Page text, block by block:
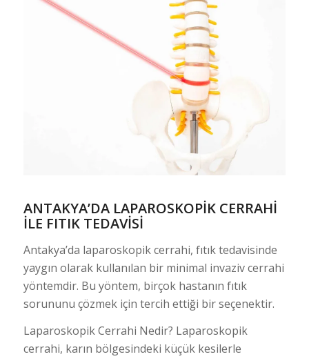
ANTAKYA’DA LAPAROSKOPIK CERRAHI
ILE FITIK TEDAVISI
Antakya’da laparoskopik cerrahi, fıtık tedavisinde
yaygın olarak kullanılan bir minimal invaziv cerrahi
yöntemdir. Bu yöntem, birçok hastanın fıtık
sorununu çözmek için tercih ettiği bir seçenektir.
Laparoskopik Cerrahi Nedir? Laparoskopik
cerrahi, karın bölgesindeki küçük kesilerle